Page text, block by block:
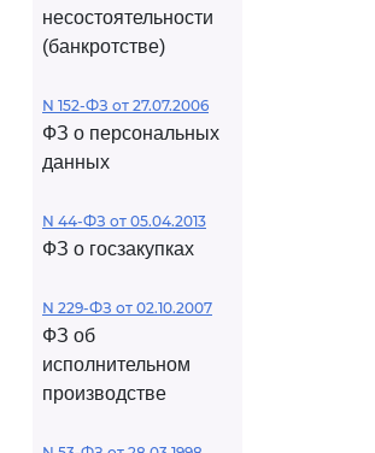
несостоятельности
(банкротстве)
N 152-ФЗ от 27.07.2006
ФЗ о персональных
данных
N 44-ФЗ от 05.04.2013
ФЗ о госзакупках
N 229-ФЗ от 02.10.2007
ФЗ об
исполнительном
производстве